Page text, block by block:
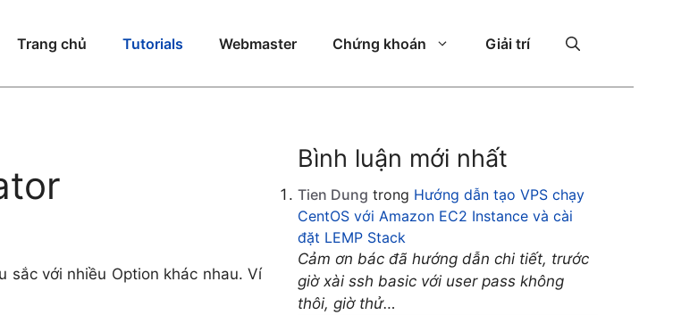
Trang chủ Tutorials Webmaster Chứng khoán Giải trí
sắc với nhiều Option khác nhau. Ví
Bình luận mới nhất
Tien Dung trong Hướng dẫn tạo VPS chạy
CentOS với Amazon EC2 Instance và cài
đặt LEMP Stack
Cảm ơn bác đã hướng dẫn chi tiết, trước
giờ xài ssh basic với user pass không
thôi, giờ thử…